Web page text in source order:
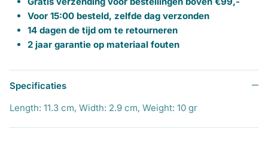
Voor 15:00 besteld, zelfde dag verzonden
14 dagen de tijd om te retourneren
2 jaar garantie op materiaal fouten
Specificaties
Length: 11.3 cm, Width: 2.9 cm, Weight: 10 gr